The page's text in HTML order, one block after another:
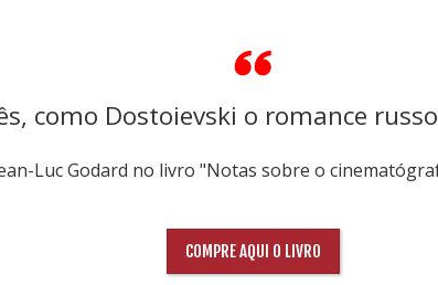
como Dostoievski o romance
Luc Godard no livro "Notas sobre o
COMPRE AQUI O LIVRO